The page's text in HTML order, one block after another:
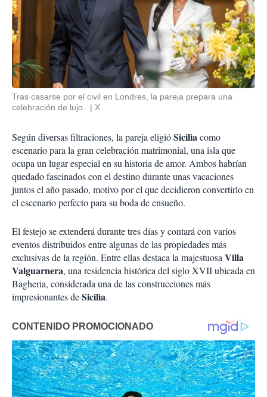
Tras casarse por el civil en Londres, la pareja prepara una
celebración de lujo.
X
Según diversas filtraciones, la pareja eligióSiciliacomo
escenario para la gran celebración matrimonial, una isla que
ocupa un lugar especial en su historia de amor. Ambos habrían
quedado fascinados con el destino durante unas vacaciones
juntos el año pasado, motivo por el que decidieron convertirlo en
el escenario perfecto para su boda de ensueño.
El festejo se extenderá durante tres días y contará con varios
eventos distribuidos entre algunas de las propiedades más
exclusivas de la región. Entre ellas destaca la majestuosaVilla
Valguarnera, una residencia histórica del siglo XVII ubicada en
Bagheria, considerada una de las construcciones más
impresionantes deSicilia.